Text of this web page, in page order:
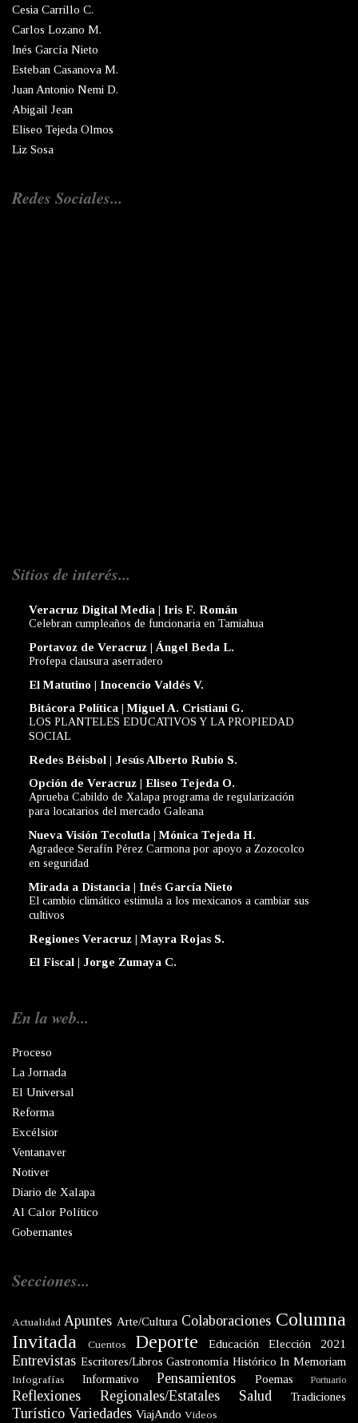
Cesia Carrillo C.
Carlos Lozano M.
Inés García Nieto
Esteban Casanova M.
Juan Antonio Nemi D.
Abigail Jean
Eliseo Tejeda Olmos
Liz Sosa
Redes Sociales...
Sitios de interés...
Veracruz Digital Media | Iris F. Román
Celebran cumpleaños de funcionaria en Tamiahua
Portavoz de Veracruz | Ángel Beda L.
Profepa clausura aserradero
El Matutino | Inocencio Valdés V.
Bitácora Política | Miguel A. Cristiani G.
LOS PLANTELES EDUCATIVOS Y LA PROPIEDAD
SOCIAL
Redes Béisbol | Jesús Alberto Rubio S.
Opción de Veracruz | Eliseo Tejeda O.
Aprueba Cabildo de Xalapa programa de regularización
para locatarios del mercado Galeana
Nueva Visión Tecolutla | Mónica Tejeda H.
Agradece Serafín Pérez Carmona por apoyo a Zozocolco
en seguridad
Mirada a Distancia | Inés García Nieto
El cambio climático estimula a los mexicanos a cambiar sus
cultivos
Regiones Veracruz | Mayra Rojas S.
El Fiscal | Jorge Zumaya C.
En la web...
Proceso
La Jornada
El Universal
Reforma
Excélsior
Ventanaver
Notiver
Diario de Xalapa
Al Calor Político
Gobernantes
Secciones...
Actualidad Apuntes Arte/Cultura Colaboraciones Columna
Invitada
Cuentos Deporte Educación Elección 2021
Entrevistas Escritores/Libros Gastronomía Histórico In Memoriam
Infografías Informativo Pensamientos Poemas Portuario
Reflexiones Regionales/Estatales Salud Tradiciones
Turístico Variedades ViajAndo Videos